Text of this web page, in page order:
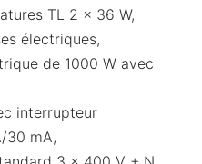
informations
TL 2 x 36 W,
électriques,
de 1000 W avec
interrupteur
30 mA,